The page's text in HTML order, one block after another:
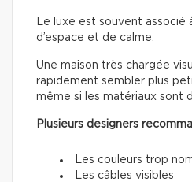
Le luxe est souvent associé
d’espace et de calme.
Une maison très chargée
rapidement sembler plus
même si les matériaux sont
Plusieurs designers
Les couleurs trop
Les câbles visibles